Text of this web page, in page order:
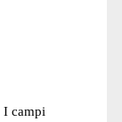
I campi